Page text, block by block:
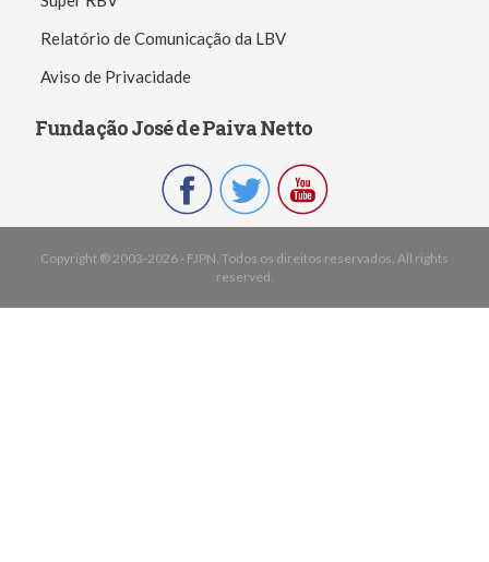
Relatório de Comunicação da LBV
Aviso de Privacidade
Fundação José de Paiva Netto
Copyright ® 2003-2026 - FJPN. Todos os direitos reservados. All rights
reserved.